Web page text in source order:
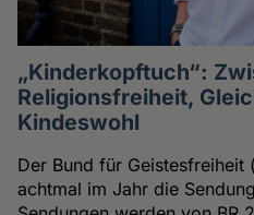
„Kinderkopftuch“:
Religionsfreiheit,
Kindeswohl
Der Bund für
achtmal im Jahr die